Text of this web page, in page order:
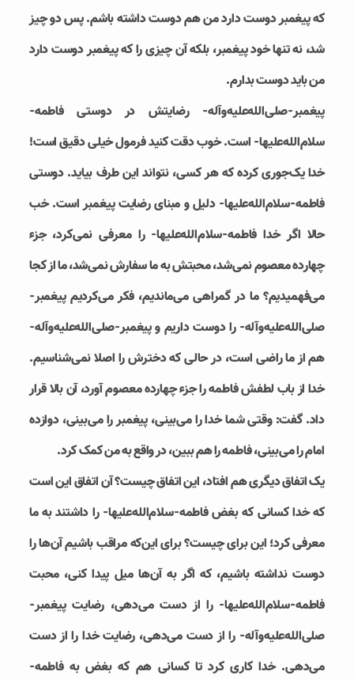
که پیغمبر دوست دارد من هم دوست داشته باشم. پس دو چیز
شد، نه تنها خود پیغمبر، بلکه آن چیزی را که پیغمبر دوست دارد
من باید دوست بدارم.
پیغمبر-صلی‌الله‌علیه‌وآله- رضایتش در دوستی فاطمه-
سلام‌الله‌علیها- است. خوب دقت کنید فرمول خیلی دقیق است!
خدا یک‌جوری کرده که هر کسی، نتواند این طرف بیاید. دوستی
فاطمه-سلام‌الله‌علیها- دلیل و مبنای رضایت پیغمبر است. خب
حالا اگر خدا فاطمه-سلام‌الله‌علیها- را معرفی نمی‌کرد، جزء
چهارده معصوم نمی‌شد، محبتش به ما سفارش نمی‌شد، ما از کجا
می‌فهمیدیم؟ ما در گمراهی می‌ماندیم، فکر می‌کردیم پیغمبر-
صلی‌الله‌علیه‌وآله- را دوست داریم و پیغمبر-صلی‌الله‌علیه‌وآله-
هم از ما راضی است، در حالی که دخترش را اصلا نمی‌شناسیم.
خدا از باب لطفش فاطمه را جزء چهارده معصوم آورد، آن بالا قرار
داد. گفت: وقتی شما خدا را می‌بینی، پیغمبر را می‌بینی، دوازده
امام را می‌بینی، فاطمه را هم ببین،‌ در واقع به من کمک کرد.
یک اتفاق دیگری هم افتاد، این اتفاق چیست؟ آن اتفاق این است
که خدا کسانی که بغض فاطمه-سلام‌الله‌علیها- را داشتند به ما
معرفی کرد؛ این برای چیست؟ برای این‌که مراقب باشیم آن‌ها را
دوست نداشته باشیم، که اگر به آن‌ها میل پیدا کنی، محبت
فاطمه-سلام‌الله‌علیها- را از دست می‌دهی، رضایت پیغمبر-
صلی‌الله‌علیه‌وآله- را از دست می‌دهی، رضایت خدا را از دست
می‌دهی. خدا کاری کرد تا کسانی هم که بغض به فاطمه-